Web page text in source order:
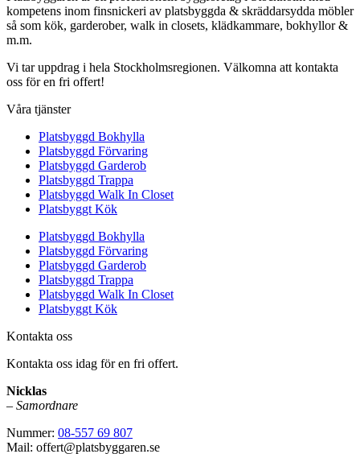
kompetens inom finsnickeri av platsbyggda & skräddarsydda möbler
så som kök, garderober, walk in closets, klädkammare, bokhyllor &
m.m.
Vi tar uppdrag i hela Stockholmsregionen. Välkomna att kontakta
oss för en fri offert!
Våra tjänster
Platsbyggd Bokhylla
Platsbyggd Förvaring
Platsbyggd Garderob
Platsbyggd Trappa
Platsbyggd Walk In Closet
Platsbyggt Kök
Platsbyggd Bokhylla
Platsbyggd Förvaring
Platsbyggd Garderob
Platsbyggd Trappa
Platsbyggd Walk In Closet
Platsbyggt Kök
Kontakta oss
Kontakta oss idag för en fri offert.
Nicklas
– Samordnare
Nummer: 08-557 69 807
Mail: offert@platsbyggaren.se